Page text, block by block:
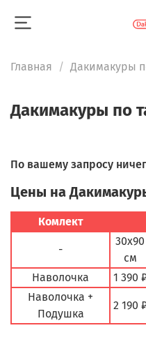
Главная Дакимакуры
Дакимакуры по
По вашему запросу
Цены на
Комлект
-
30х90
см
Наволочка
1 390
Наволочка +
Подушка
2 190